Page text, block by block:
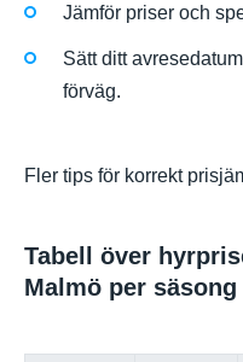
Jämför priser och
Sätt ditt
förväg.
Fler tips för korrekt
Tabell över
Malmö per säsong